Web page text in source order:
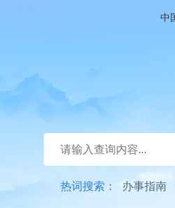
中
热词搜索： 办事指南